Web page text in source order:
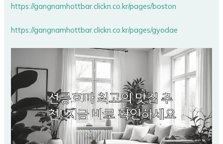
https://gangnamhottbar.clickn.co.kr/pages/boston
https://gangnamhottbar.clickn.co.kr/pages/gyodae